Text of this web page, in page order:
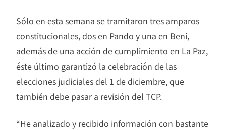
Sólo en esta semana se tramitaron tres amparos
constitucionales, dos en Pando y una en Beni,
además de una acción de cumplimiento en La Paz,
éste último garantizó la celebración de las
elecciones judiciales del 1 de diciembre, que
también debe pasar a revisión del TCP.
“He analizado y recibido información con bastante